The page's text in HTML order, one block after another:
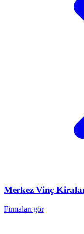
Merkez Vinç
Firmaları gör